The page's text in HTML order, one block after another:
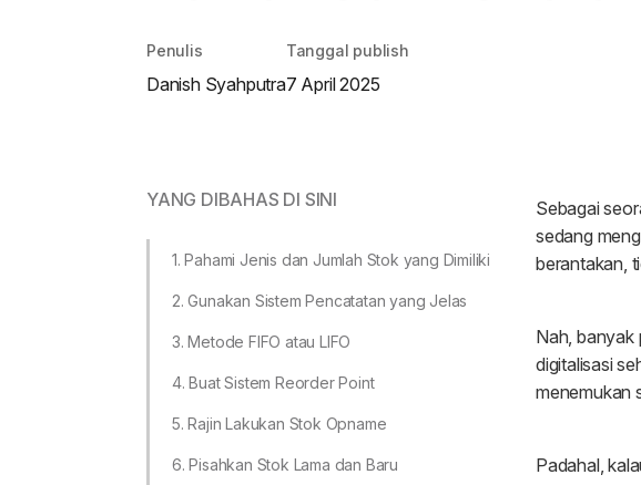
Penulis
Danish Syahputra
Tanggal publish
7 April 2025
YANG DIBAHAS DI SINI
1. Pahami Jenis dan Jumlah Stok yang Dimiliki
2. Gunakan Sistem Pencatatan yang Jelas
3. Metode FIFO atau LIFO
4. Buat Sistem Reorder Point
5. Rajin Lakukan Stok Opname
6. Pisahkan Stok Lama dan Baru